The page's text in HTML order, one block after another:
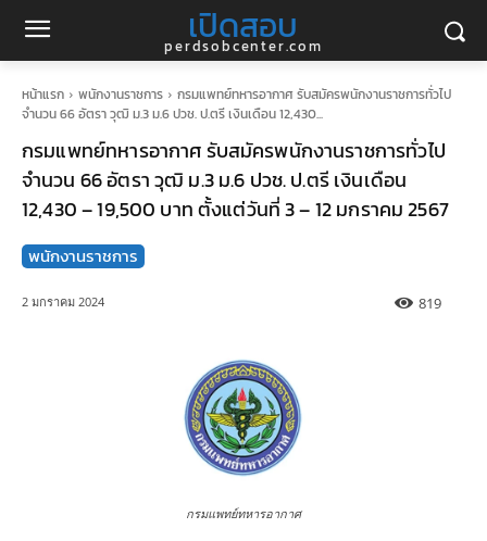
เปิดสอบ
perdsobcenter.com
หน้าแรก พนักงานราชการ
กรมแพทย์ทหารอากาศ รับสมัครพนักงานราชการทั่วไป
จำนวน 66 อัตรา วุฒิ ม.3 ม.6 ปวช. ป.ตรี เงินเดือน 12,430...
กรมแพทย์ทหารอากาศ รับสมัครพนักงานราชการทั่วไป
จำนวน 66 อัตรา วุฒิ ม.3 ม.6 ปวช. ป.ตรี เงินเดือน
12,430 – 19,500 บาท ตั้งแต่วันที่ 3 – 12 มกราคม 2567
พนักงานราชการ
2 มกราคม 2024 819
กรมแพทย์ทหารอากาศ